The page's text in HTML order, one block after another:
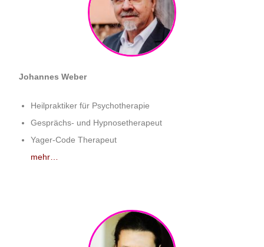
Johannes Weber
Heilpraktiker für Psychotherapie
Gesprächs- und Hypnosetherapeut
Yager-Code Therapeut
mehr…